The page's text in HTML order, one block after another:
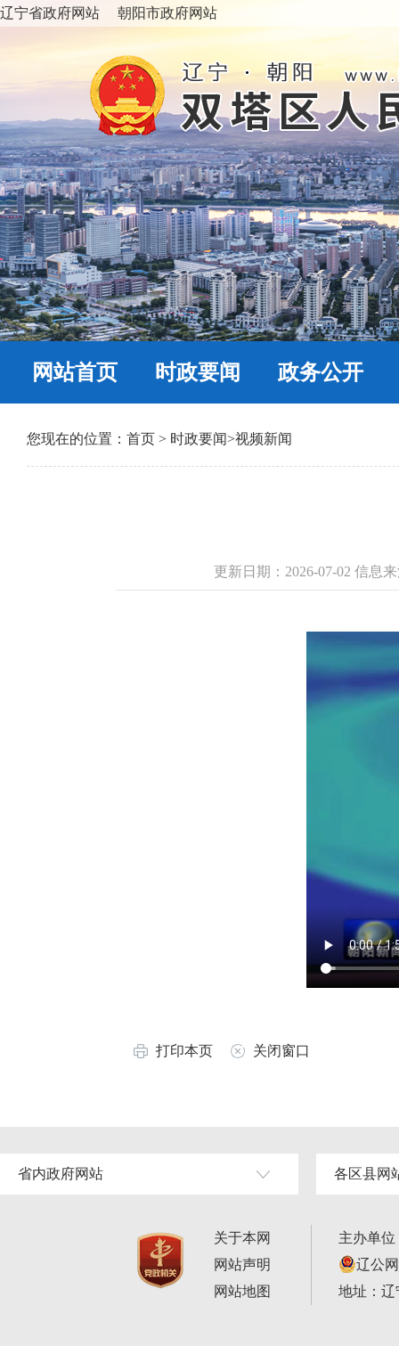
辽宁省政府网站 朝阳市政府网站
网站首页 时政要闻 政务公开
您现在的位置： 首页 > 时政要闻>视频新闻
更新日期：2026-07-02 信息
打印本页 关闭窗口
省内政府网站 各区县网
关于本网
网站声明
网站地图
主办单
辽公
地址：辽